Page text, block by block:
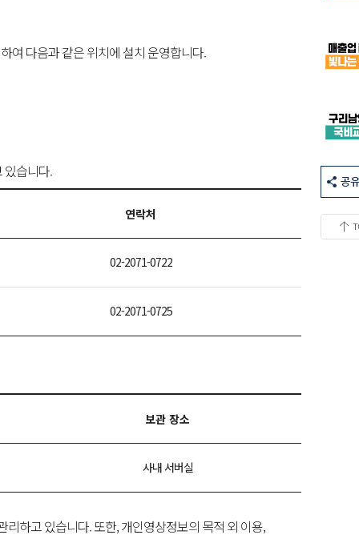
여 다음과 같은 위치에 설치 운영합니다.
있습니다.
연락처
02-2071-0722
02-2071-0725
보관 장소
사내 서버실
하고 있습니다. 또한, 개인영상정보의 목적 외 이용,